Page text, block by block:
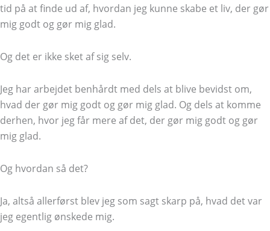
tid på at finde ud af, hvordan jeg kunne skabe et liv, der gør
mig godt og gør mig glad.
Og det er ikke sket af sig selv.
Jeg har arbejdet benhårdt med dels at blive bevidst om,
hvad der gør mig godt og gør mig glad. Og dels at komme
derhen, hvor jeg får mere af det, der gør mig godt og gør
mig glad.
Og hvordan så det?
Ja, altså allerførst blev jeg som sagt skarp på, hvad det var
jeg egentlig ønskede mig.